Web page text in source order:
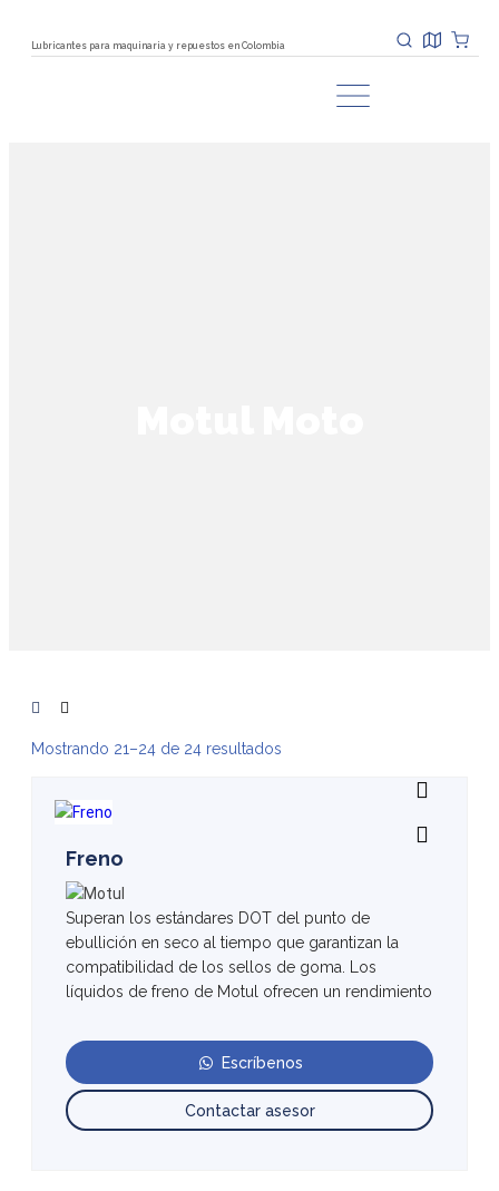
Lubricantes para maquinaria y repuestos en Colombia
Mostrando 21–24 de 24 resultados
Freno
Superan los estándares DOT del punto de
ebullición en seco al tiempo que garantizan la
compatibilidad de los sellos de goma. Los
líquidos de freno de Motul ofrecen un rendimiento
Escríbenos
Contactar asesor